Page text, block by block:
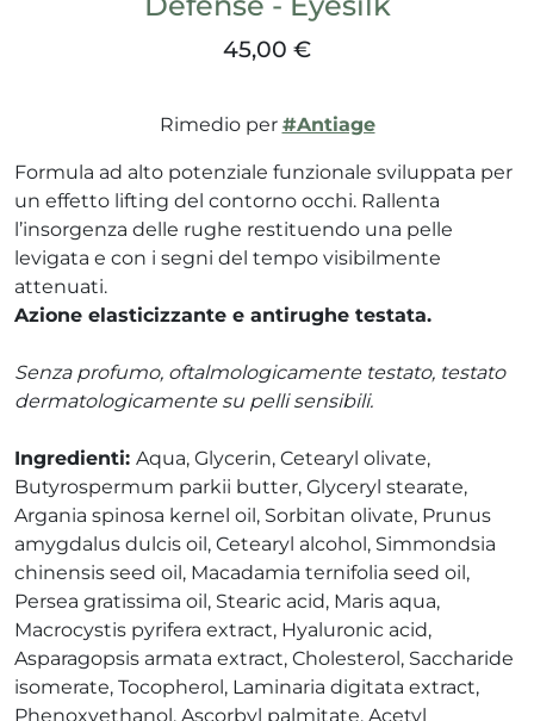
balsamo
45,00 €
Rimedio per #Antiage
Formula ad alto potenziale funzionale sviluppata per
un effetto lifting del contorno occhi. Rallenta
l’insorgenza delle rughe restituendo una pelle
levigata e con i segni del tempo visibilmente
attenuati.
Azione elasticizzante e antirughe testata.
Senza profumo, oftalmologicamente testato, testato
dermatologicamente su pelli sensibili.
Ingredienti: Aqua, Glycerin, Cetearyl olivate,
Butyrospermum parkii butter, Glyceryl stearate,
Argania spinosa kernel oil, Sorbitan olivate, Prunus
amygdalus dulcis oil, Cetearyl alcohol, Simmondsia
chinensis seed oil, Macadamia ternifolia seed oil,
Persea gratissima oil, Stearic acid, Maris aqua,
Macrocystis pyrifera extract, Hyaluronic acid,
Asparagopsis armata extract, Cholesterol, Saccharide
isomerate, Tocopherol, Laminaria digitata extract,
Phenoxyethanol, Ascorbyl palmitate, Acetyl